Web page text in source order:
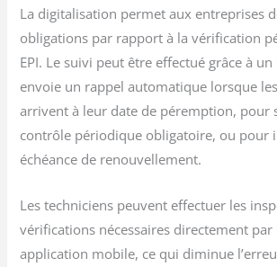
La digitalisation permet aux entreprises
obligations par rapport à la vérification
EPI. Le suivi peut être effectué grâce à
envoie un rappel automatique lorsque
arrivent à leur date de péremption, pour
contrôle périodique obligatoire, ou pour
échéance de renouvellement.
Les techniciens peuvent effectuer les
vérifications nécessaires directement par
application mobile, ce qui diminue